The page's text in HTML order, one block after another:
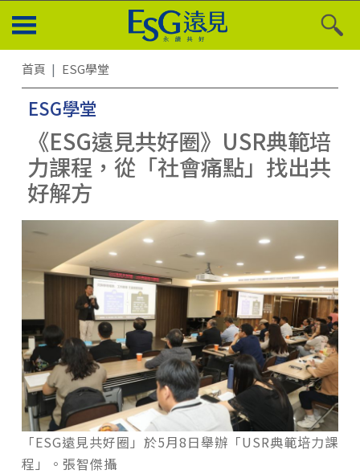
首頁 ESG學堂
ESG學堂
《ESG遠見共好圈》USR典範培
力課程，從「社會痛點」找出共
好解方
「ESG遠見共好圈」於5月8日舉辦「USR典範培力課
程」。張智傑攝